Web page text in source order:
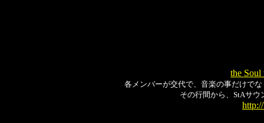
the
各メンバーが交代で、音楽の事だけで
その行間から、StAサ